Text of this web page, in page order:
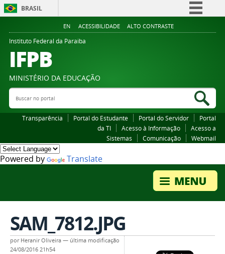
BRASIL
Simplifique!
Legislação
EN ACESSIBILIDADE ALTO CONTRASTE
Instituto Federal da Paraiba
IFPB
MINISTÉRIO DA EDUCAÇÃO
Buscar no portal
Transparência Portal do Estudante Portal do Servidor
Portal
da TI
Acesso à Informação
Acesso a
Sistemas
Comunicação Webmail
Powered by Translate
SAM_7812.JPG
por Heranir Oliveira — última modificação
24/08/2016 21h54